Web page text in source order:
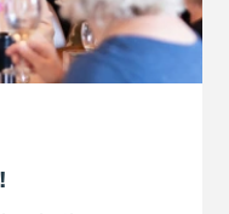
og
om bl.a.
- og